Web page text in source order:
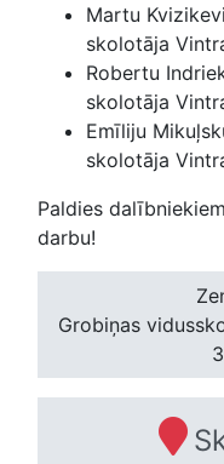
Martu
skolotāja
Robertu
skolotāja
Emīliju
skolotāja
Paldies
darbu!
Grobiņas